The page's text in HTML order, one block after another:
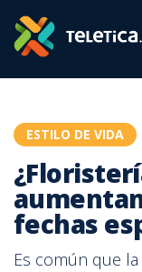
ESTILO DE VIDA
fechas
Es común que